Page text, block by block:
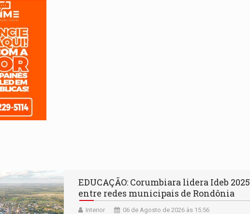
EDUCAÇÃO: Corumbiara lidera Ideb 2025
entre redes municipais de Rondônia
Interior 06 de Agosto de 2026 às 15:56